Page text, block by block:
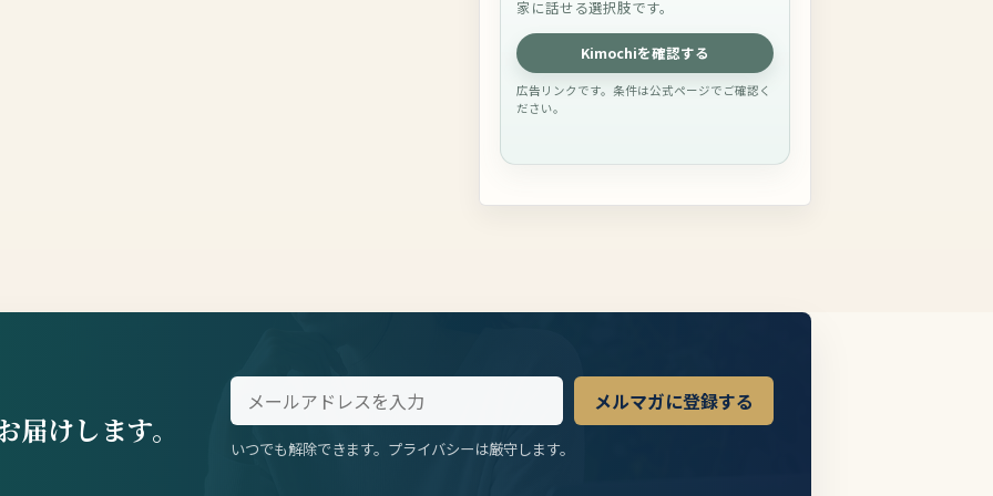
家に話せる選択肢です。
Kimochiを確認する
広告リンクです。条件は公式ページでご確認く
ださい。
けします。
メルマガに登録する
いつでも解除できます。プライバシーは厳守します。